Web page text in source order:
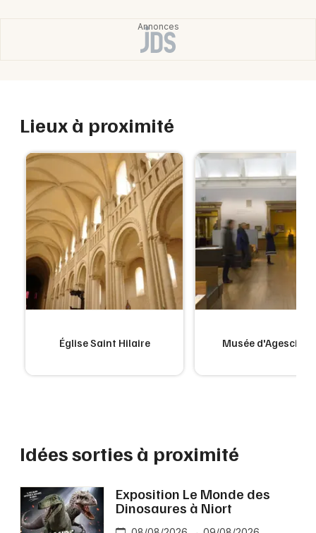
Lieux à proximité
Église Saint Hilaire Musée d'Agesci
Idées sorties à proximité
Exposition Le Monde des
Dinosaures à Niort